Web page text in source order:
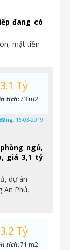
đang có
mặt tiền
ngủ,
giá 3,1 tỷ
dự án
An Phú,
3.1 Tỷ
tích:73 m2
16-03-2019
3.2 Tỷ
tích:71 m2